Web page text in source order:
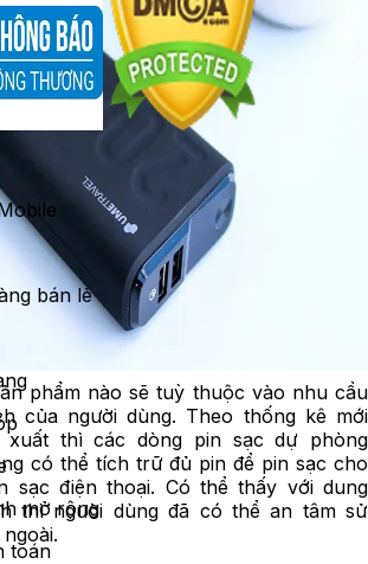
phẩm nào sẽ tuỳ thuộc vào nhu cầu
của người dùng. Theo thống kê mới
thì các dòng pin sạc dự phòng
có thể tích trữ đủ pin để pin sạc cho
sạc điện thoại. Có thể thấy với dung
thì người dùng đã có thể an tâm sử
bán lẻ
mở rộng
toán